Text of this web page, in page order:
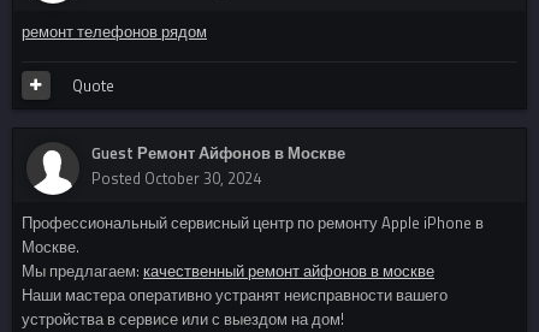
ремонт телефонов рядом
Quote
Guest Ремонт Айфонов в Москве
Posted October 30, 2024
Профессиональный сервисный центр по ремонту Apple iPhone в
Москве.
Мы предлагаем: качественный ремонт айфонов в москве
Наши мастера оперативно устранят неисправности вашего
устройства в сервисе или с выездом на дом!